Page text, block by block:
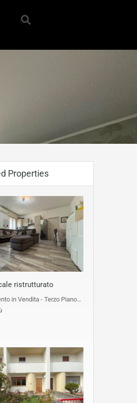
Properties
ristrutturato
in Vendita - Terzo Piano…